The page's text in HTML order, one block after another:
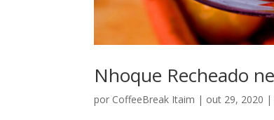
Nhoque Recheado
por CoffeeBreak Itaim | out 29, 2020 |